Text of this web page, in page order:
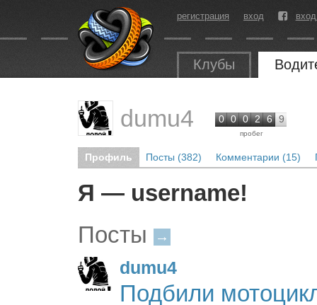
регистрация вход
Клубы
dumu4 0 0 0 2 6 9
пробег
Профиль Посты (382) Комментарии (15)
Я — username!
Посты
→
dumu4
Подбили